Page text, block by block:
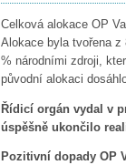
Celková alokace OP
Alokace byla tvořena z
% národními zdroji,
původní alokaci
Řídicí orgán vydal v
úspěšně ukončilo
Pozitivní dopady OP